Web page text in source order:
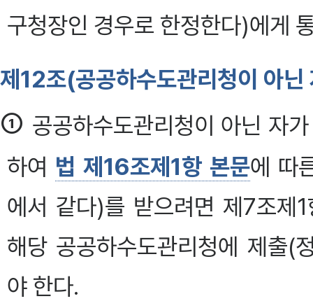
구청장인 경우로 한정한다)에게
제12조(공공하수도관리청이 아닌
① 공공하수도관리청이 아닌 자
하여 법 제16조제1항 본문에 따
에서 같다)를 받으려면 제7조제
해당 공공하수도관리청에 제출(
야 한다.